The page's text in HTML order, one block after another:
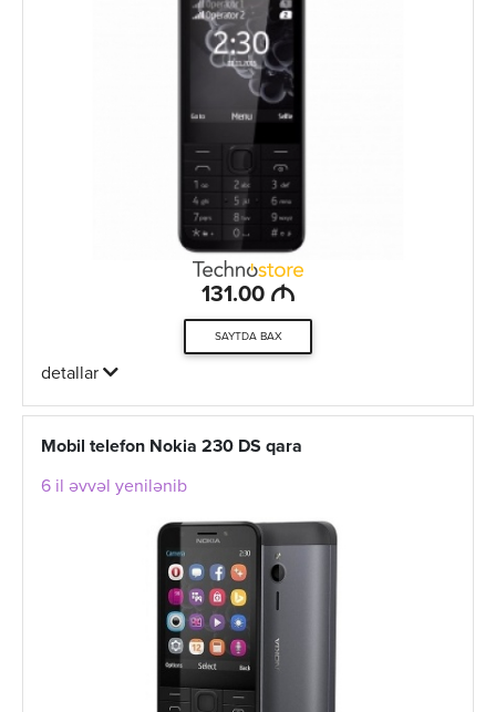
131.00 M
SAYTDA BAX
detallar
Mobil telefon Nokia 230 DS qara
6 il əvvəl yenilənib